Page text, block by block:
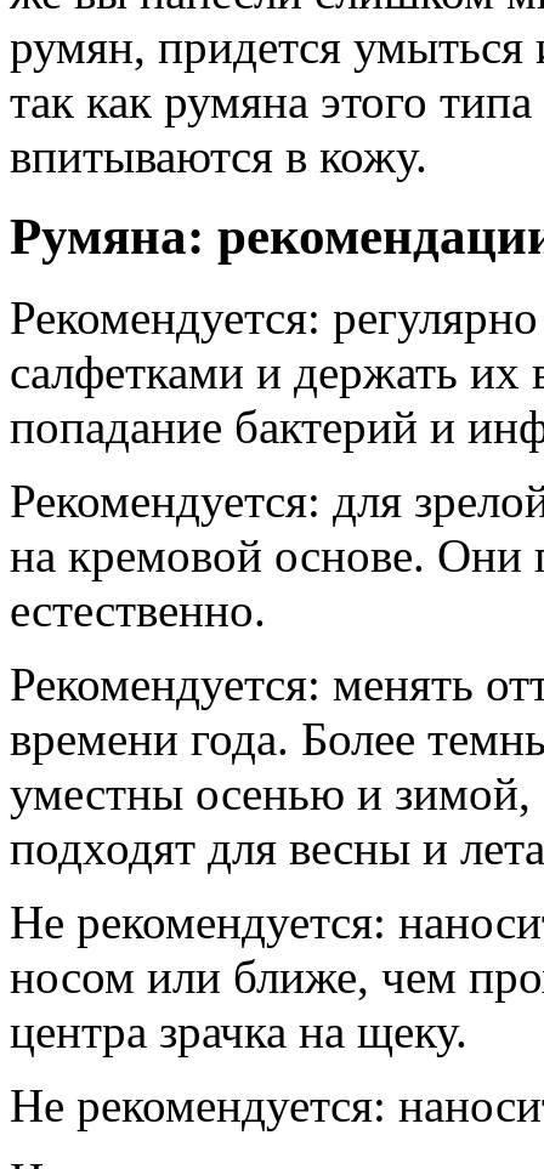
румян, придется умыться
так как румяна этого
впитываются в кожу.
Румяна:
Рекомендуется:
салфетками и держать их
попадание бактерий и
Рекомендуется: для
на кремовой основе. Они
естественно.
Рекомендуется: менять
времени года. Более
уместны осенью и зимой,
подходят для весны и
Не рекомендуется:
носом или ближе, чем
центра зрачка на щеку.
Не рекомендуется: